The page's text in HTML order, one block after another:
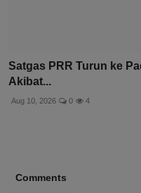
Satgas PRR Turun ke
Akibat...
Aug 10, 2026 0 4
Comments